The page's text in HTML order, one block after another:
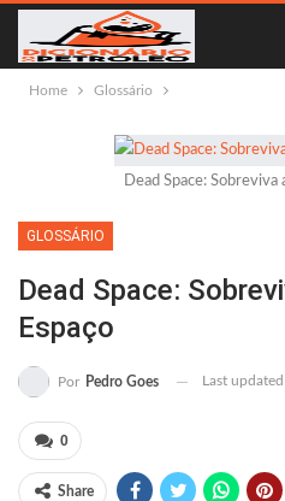
Home Glossário
Dead Space: Sobreviva
GLOSSÁRIO
Dead Space:
Espaço
Por Pedro Goes Last updated
0
Share